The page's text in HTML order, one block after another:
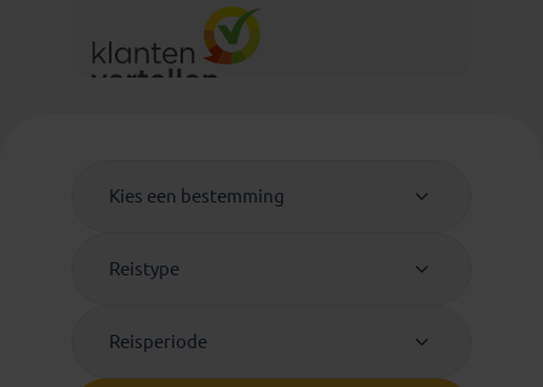
Kies een bestemming
Reistype
Reisperiode